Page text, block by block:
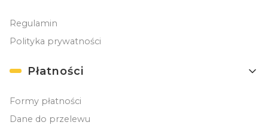
Regulamin
Polityka prywatności
Płatności
Formy płatności
Dane do przelewu